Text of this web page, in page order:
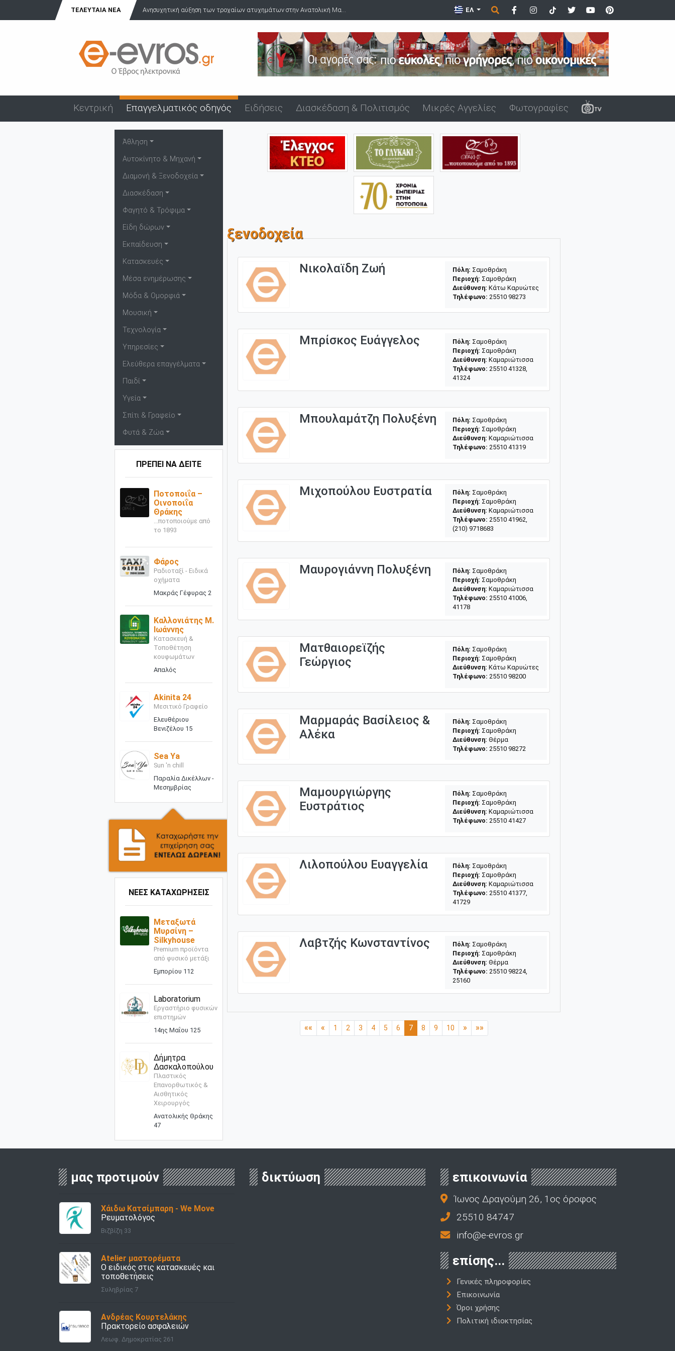
ΤΕΛΕΥΤΑΊΑ ΝΈΑ Ανησυχητική αύξηση των τροχαίων ατυχημάτων στην Ανατολική Μα... ΕΛ
Κεντρική Επαγγελματικός οδηγός Ειδήσεις Διασκέδαση & Πολιτισμός Μικρές Αγγελίες Φωτογραφίες
Άθληση
Αυτοκίνητο & Μηχανή
Διαμονή & Ξενοδοχεία
Διασκέδαση
Φαγητό & Τρόφιμα
Είδη δώρων
Εκπαίδευση
Κατασκευές
Μέσα ενημέρωσης
Μόδα & Ομορφιά
Μουσική
Τεχνολογία
Υπηρεσίες
Ελεύθερα επαγγέλματα
Παιδί
Υγεία
Σπίτι & Γραφείο
Φυτά & Ζώα
ΠΡΕΠΕΙ ΝΑ ΔΕΙΤΕ
Ποτοποιΐα –
Οινοποιΐα
Θράκης
...ποτοποιούμε από
το 1893
Φάρος
Ραδιοταξί - Ειδικά
οχήματα
Μακράς Γέφυρας 2
Καλλονιάτης Μ.
Ιωάννης
Κατασκευή &
Τοποθέτηση
κουφωμάτων
Απαλός
Akinita 24
Μεσιτικό Γραφείο
Ελευθέριου
Βενιζέλου 15
Sea Ya
Sun 'n chill
Παραλία Δικέλλων -
Μεσημβρίας
ΝΕΕΣ ΚΑΤΑΧΩΡΗΣΕΙΣ
Μεταξωτά
Μυρσίνη –
Silkyhouse
Premium προϊόντα
από φυσικό μετάξι
Εμπορίου 112
Laboratorium
Εργαστήριο φυσικών
επιστημών
14ης Μαΐου 125
Δήμητρα
Δασκαλοπούλου
Πλαστικός
Επανορθωτικός &
Αισθητικός
Χειρουργός
Ανατολικής Θράκης
47
ξενοδοχεία
Νικολαϊδη Ζωή Πόλη: Σαμοθράκη
Περιοχή: Σαμοθράκη
Διεύθυνση: Κάτω Καρυώτες
Τηλέφωνο: 25510 98273
Μπρίσκος Ευάγγελος Πόλη: Σαμοθράκη
Περιοχή: Σαμοθράκη
Διεύθυνση: Καμαριώτισσα
Τηλέφωνο: 25510 41328,
41324
Μπουλαμάτζη Πολυξένη Πόλη: Σαμοθράκη
Περιοχή: Σαμοθράκη
Διεύθυνση: Καμαριώτισσα
Τηλέφωνο: 25510 41319
Μιχοπούλου Ευστρατία Πόλη: Σαμοθράκη
Περιοχή: Σαμοθράκη
Διεύθυνση: Καμαριώτισσα
Τηλέφωνο: 25510 41962,
(210) 9718683
Μαυρογιάννη Πολυξένη Πόλη: Σαμοθράκη
Περιοχή: Σαμοθράκη
Διεύθυνση: Καμαριώτισσα
Τηλέφωνο: 25510 41006,
41178
Ματθαιορεϊζής
Γεώργιος
Πόλη: Σαμοθράκη
Περιοχή: Σαμοθράκη
Διεύθυνση: Κάτω Καρυώτες
Τηλέφωνο: 25510 98200
Μαρμαράς Βασίλειος &
Αλέκα
Πόλη: Σαμοθράκη
Περιοχή: Σαμοθράκη
Διεύθυνση: Θέρμα
Τηλέφωνο: 25510 98272
Μαμουργιώργης
Ευστράτιος
Πόλη: Σαμοθράκη
Περιοχή: Σαμοθράκη
Διεύθυνση: Καμαριώτισσα
Τηλέφωνο: 25510 41427
Λιλοπούλου Ευαγγελία Πόλη: Σαμοθράκη
Περιοχή: Σαμοθράκη
Διεύθυνση: Καμαριώτισσα
Τηλέφωνο: 25510 41377,
41729
Λαβτζής Κωνσταντίνος Πόλη: Σαμοθράκη
Περιοχή: Σαμοθράκη
Διεύθυνση: Θέρμα
Τηλέφωνο: 25510 98224,
25160
«« « 1 2 3 4 5 6 7 8 9 10 » »»
μας προτιμούν
Χάιδω Κατσίμπαρη - We Move
Ρευματολόγος
Βιζβίζη 33
Atelier μαστορέματα
Ο ειδικός στις κατασκευές και
τοποθετήσεις
Συληβρίας 7
Ανδρέας Κουρτελάκης
Πρακτορείο ασφαλειών
Λεωφ. Δημοκρατίας 261
δικτύωση επικοινωνία
Ίωνος Δραγούμη 26, 1ος όροφος
25510 84747
info@e-evros.gr
επίσης...
Γενικές πληροφορίες
Επικοινωνία
Όροι χρήσης
Πολιτική ιδιοκτησίας